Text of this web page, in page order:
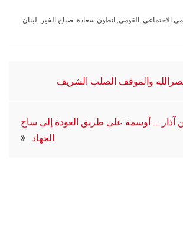
الاجتماعي, القومي, انطون سعادة, صباح الخير , لبنان
والموقف الصلب الشريف
آذار … أوسمة على طريق العودة إلى ساح
الجهاد